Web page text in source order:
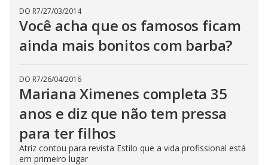
DO R7/27/03/2014
Você acha que os famosos ficam
ainda mais bonitos com barba?
DO R7/26/04/2016
Mariana Ximenes completa 35
anos e diz que não tem pressa
para ter filhos
Atriz contou para revista Estilo que a vida profissional está
em primeiro lugar